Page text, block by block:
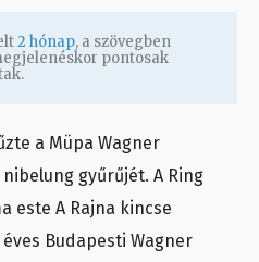
2 hónap, a szövegben
pontosak
a Müpa Wagner
gyűrűjét. A Ring
este A Rajna kincse
Budapesti Wagner